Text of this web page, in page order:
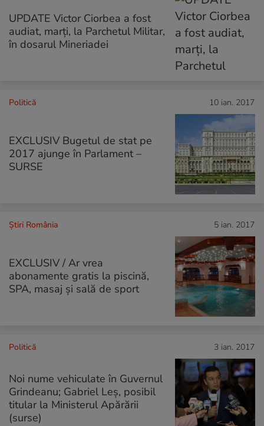
UPDATE Victor Ciorbea a fost
audiat, marți, la Parchetul Militar,
în dosarul Mineriadei
Politică 10 ian. 2017
EXCLUSIV Bugetul de stat pe
2017 ajunge în Parlament –
SURSE
Știri România 5 ian. 2017
EXCLUSIV / Ar vrea
abonamente gratis la piscină,
SPA, masaj și sală de sport
Politică 3 ian. 2017
Noi nume vehiculate în Guvernul
Grindeanu; Gabriel Leș, posibil
titular la Ministerul Apărării
(surse)